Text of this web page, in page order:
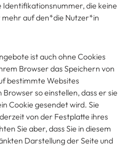
Identifikationsnummer, die keine
auf den*die Nutzer*in
ist auch ohne Cookies
Browser das Speichern von
bestimmte Websites
so einstellen, dass er sie
Cookie gesendet wird. Sie
von der Festplatte ihres
Sie aber, dass Sie in diesem
Darstellung der Seite und